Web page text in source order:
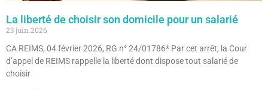
La liberté de choisir son domicile pour un salarié
23 juin 2026
CA REIMS, 04 février 2026, RG n° 24/01786* Par cet arrêt, la Cour
d’appel de REIMS rappelle la liberté dont dispose tout salarié de
choisir